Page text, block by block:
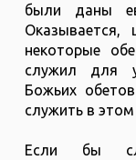
были даны
некоторые
служил для
Божьих
служить в
Если бы